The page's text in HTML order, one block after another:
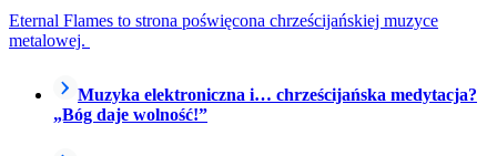
Eternal Flames to strona poświęcona chrześcijańskiej muzyce
metalowej.
Muzyka elektroniczna i… chrześcijańska medytacja?
„Bóg daje wolność!”